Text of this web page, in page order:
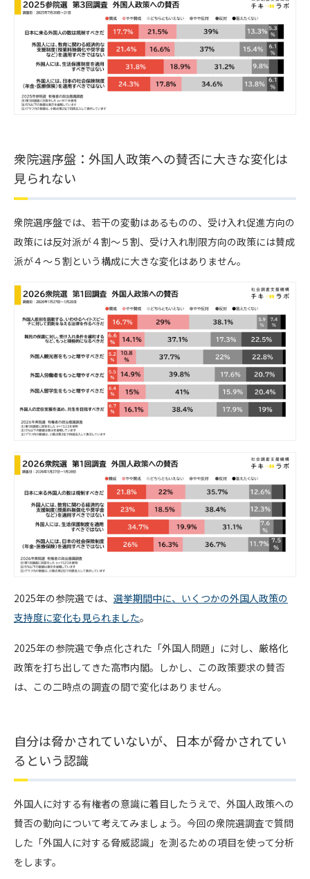
衆院選序盤：外国人政策への賛否に大きな変化は
見られない
衆院選序盤では、若干の変動はあるものの、受け入れ促進方向の
政策には反対派が４割〜５割、受け入れ制限方向の政策には賛成
派が４〜５割という構成に大きな変化はありません。
2025年の参院選では、 選挙期間中に、いくつかの外国人政策の
支持度に変化も見られました。
2025年の参院選で争点化された「外国人問題」に対し、厳格化
政策を打ち出してきた高市内閣。しかし、この政策要求の賛否
は、この二時点の調査の間で変化はありません。
自分は脅かされていないが、日本が脅かされてい
るという認識
外国人に対する有権者の意識に着目したうえで、外国人政策への
賛否の動向について考えてみましょう。今回の衆院選調査で質問
した「外国人に対する脅威認識」を測るための項目を使って分析
をします。